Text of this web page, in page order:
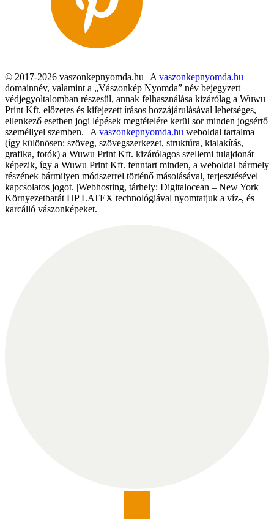
© 2017-2026 vaszonkepnyomda.hu | A vaszonkepnyomda.hu
domainnév, valamint a „Vászonkép Nyomda” név bejegyzett
védjegyoltalomban részesül, annak felhasználása kizárólag a Wuwu
Print Kft. előzetes és kifejezett írásos hozzájárulásával lehetséges,
ellenkező esetben jogi lépések megtételére kerül sor minden jogsértő
személlyel szemben. | A vaszonkepnyomda.hu weboldal tartalma
(így különösen: szöveg, szövegszerkezet, struktúra, kialakítás,
grafika, fotók) a Wuwu Print Kft. kizárólagos szellemi tulajdonát
képezik, így a Wuwu Print Kft. fenntart minden, a weboldal bármely
részének bármilyen módszerrel történő másolásával, terjesztésével
kapcsolatos jogot. |Webhosting, tárhely: Digitalocean – New York |
Környezetbarát HP LATEX technológiával nyomtatjuk a víz-, és
karcálló vászonképeket.